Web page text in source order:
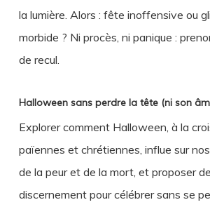
la lumière. Alors : fête inoffensive ou
morbide ? Ni procès, ni panique :
de recul.
Halloween sans perdre la tête (ni son
Explorer comment Halloween, à la
païennes et chrétiennes, influe sur
de la peur et de la mort, et proposer
discernement pour célébrer sans se